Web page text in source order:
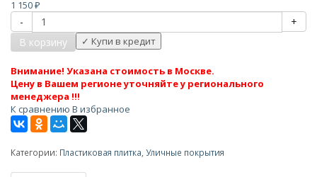
1 150 ₽
-
+
В корзину
Внимание! Указана стоимость в Москве.
Цену в Вашем регионе уточняйте у регионального
менеджера !!!
К сравнению В избранное
Категории: Пластиковая плитка Уличные покрытия